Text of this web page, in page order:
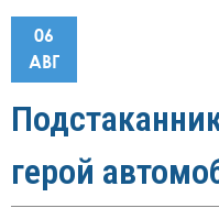
06
АВГ
герой